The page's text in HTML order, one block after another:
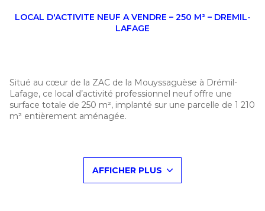
LOCAL D'ACTIVITE NEUF A VENDRE – 250 M² – DREMIL-
LAFAGE
Situé au cœur de la ZAC de la Mouyssaguèse à Drémil-
Lafage, ce local d’activité professionnel neuf offre une
surface totale de 250 m², implanté sur une parcelle de 1 210
m² entièrement aménagée.
50 m² à l’étage (mezzanine)
Construction neuve en structure métallique
AFFICHER PLUS